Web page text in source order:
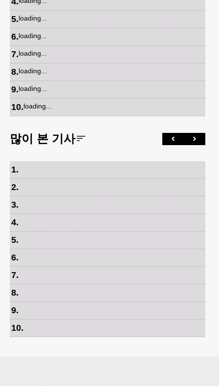
5.loading...
6.loading...
7.loading...
8.loading...
9.loading...
10.loading...
많이 본 기사
1.
2.
3.
4.
5.
6.
7.
8.
9.
10.